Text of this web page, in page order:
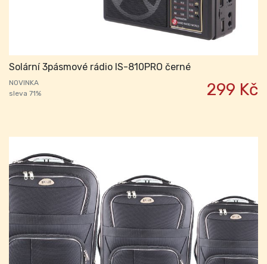
Solární 3pásmové rádio IS-810PRO černé
NOVINKA
sleva 71%
299 Kč